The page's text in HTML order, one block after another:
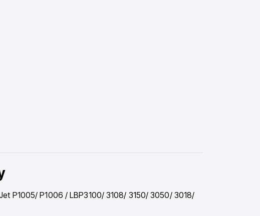
P1005/ P1006 / LBP3100/ 3108/ 3150/ 3050/ 3018/